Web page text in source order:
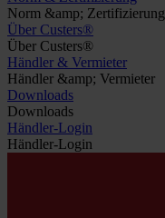
Norm &amp; Zertifizierung
Über Custers®
Über Custers®
Händler & Vermieter
Händler &amp; Vermieter
Downloads
Downloads
Händler-Login
Händler-Login